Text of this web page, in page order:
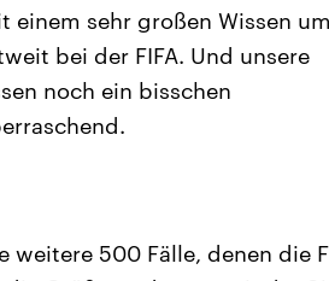
sehr großen Wissen um
bei der FIFA. Und unsere
noch ein bisschen
500 Fälle, denen die